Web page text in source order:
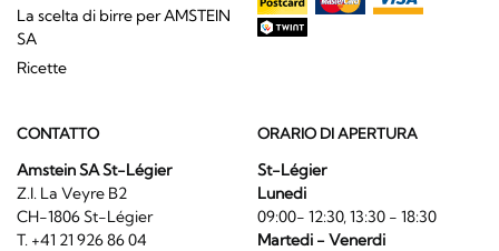
La scelta di birre per AMSTEIN
SA
Ricette
CONTATTO
Amstein SA St-Légier
Z.I. La Veyre B2
CH-1806 St-Légier
T. +41 21 926 86 04
ORARIO DI APERTURA
St-Légier
Lunedi
09:00- 12:30, 13:30 - 18:30
Martedi - Venerdi